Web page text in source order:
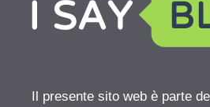
Il presente sito web è parte